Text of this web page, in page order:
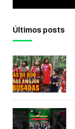
Últimos posts